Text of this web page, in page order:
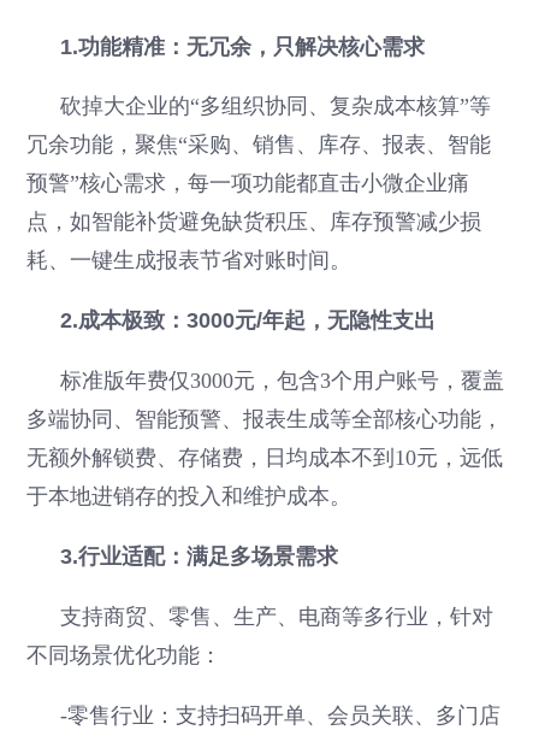
1.功能精准：无冗余，只解决核心需求
砍掉大企业的“多组织协同、复杂成本核算”等
冗余功能，聚焦“采购、销售、库存、报表、智能
预警”核心需求，每一项功能都直击小微企业痛
点，如智能补货避免缺货积压、库存预警减少损
耗、一键生成报表节省对账时间。
2.成本极致：3000元/年起，无隐性支出
标准版年费仅3000元，包含3个用户账号，覆盖
多端协同、智能预警、报表生成等全部核心功能，
无额外解锁费、存储费，日均成本不到10元，远低
于本地进销存的投入和维护成本。
3.行业适配：满足多场景需求
支持商贸、零售、生产、电商等多行业，针对
不同场景优化功能：
-零售行业：支持扫码开单、会员关联、多门店